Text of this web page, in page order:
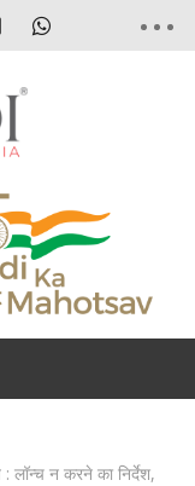
न करने का निर्देश,